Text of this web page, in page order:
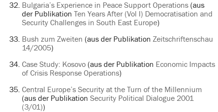
Bulgaria’s Experience in Peace Support Operations(aus
der Publikation Ten Years After (Vol I) Democratisation and
Security Challenges in South East Europe)
Bush zum Zweiten (aus der Publikation Zeitschriftenschau
14/2005)
Case Study: Kosovo(aus der Publikation Economic Impacts
of Crisis Response Operations)
Central Europe’s Security at the Turn of the Millennium
(aus der Publikation Security Political Dialogue 2001
(3/01))